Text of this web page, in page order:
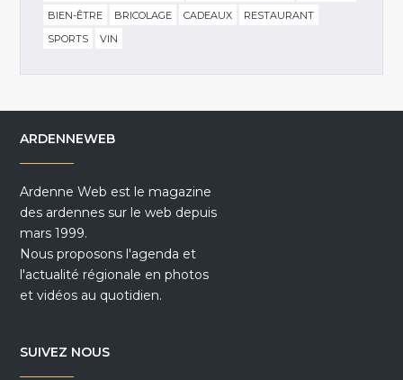
BIEN-ÊTRE
BRICOLAGE CADEAUX
RESTAURANT
SPORTS
VIN
ARDENNEWEB
Ardenne Web est le magazine
des ardennes sur le web depuis
mars 1999.
Nous proposons l'agenda et
l'actualité régionale en photos
et vidéos au quotidien.
SUIVEZ NOUS